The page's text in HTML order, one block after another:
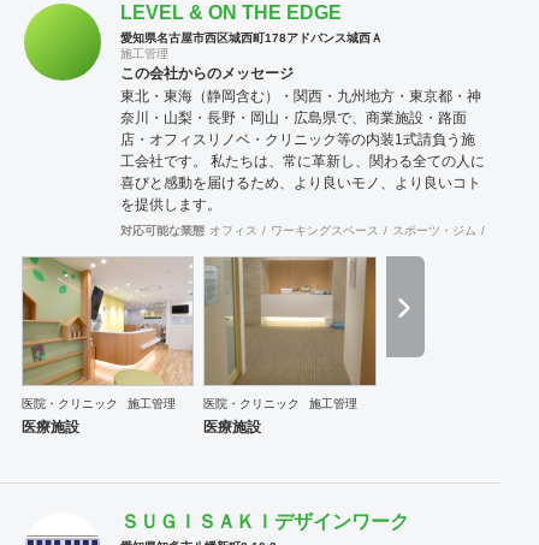
LEVEL & ON THE EDGE
愛知県名古屋市西区城西町178アドバンス城西Ａ
施工管理
この会社からのメッセージ
東北・東海（静岡含む）・関西・九州地方・東京都・神
奈川・山梨・長野・岡山・広島県で、商業施設・路面
店・オフィスリノベ・クリニック等の内装1式請負う施
工会社です。 私たちは、常に革新し、関わる全ての人に
喜びと感動を届けるため、より良いモノ、より良いコト
を提供します。
対応可能な業態 オフィス ワーキングスペース スポーツ・ジム
医院・クリニック 施工管理
医療施設
医院・クリニック 施工管理
医療施設
ＳＵＧＩＳＡＫＩデザインワーク